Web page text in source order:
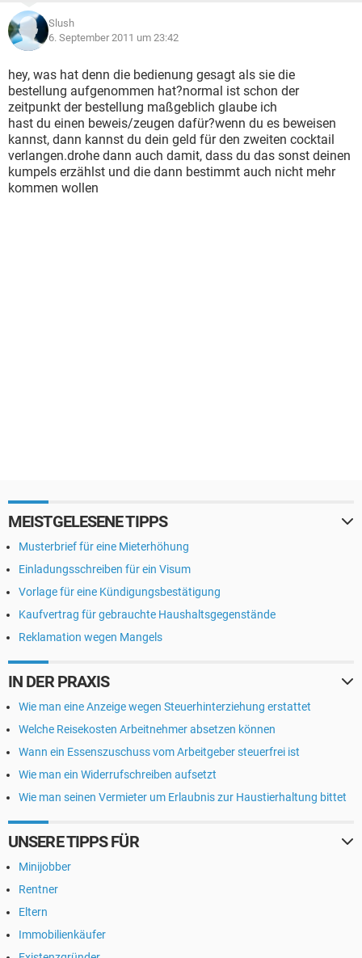
Slush
6. September 2011 um 23:42
hey, was hat denn die bedienung gesagt als sie die
bestellung aufgenommen hat?normal ist schon der
zeitpunkt der bestellung maßgeblich glaube ich
hast du einen beweis/zeugen dafür?wenn du es beweisen
kannst, dann kannst du dein geld für den zweiten cocktail
verlangen.drohe dann auch damit, dass du das sonst deinen
kumpels erzählst und die dann bestimmt auch nicht mehr
kommen wollen
MEISTGELESENE TIPPS
Musterbrief für eine Mieterhöhung
Einladungsschreiben für ein Visum
Vorlage für eine Kündigungsbestätigung
Kaufvertrag für gebrauchte Haushaltsgegenstände
Reklamation wegen Mangels
IN DER PRAXIS
Wie man eine Anzeige wegen Steuerhinterziehung erstattet
Welche Reisekosten Arbeitnehmer absetzen können
Wann ein Essenszuschuss vom Arbeitgeber steuerfrei ist
Wie man ein Widerrufschreiben aufsetzt
Wie man seinen Vermieter um Erlaubnis zur Haustierhaltung bittet
UNSERE TIPPS FÜR
Minijobber
Rentner
Eltern
Immobilienkäufer